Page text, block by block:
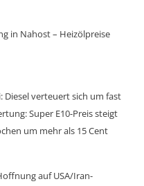
in Nahost – Heizölpreise
Diesel verteuert sich um fast
Super E10-Preis steigt
um mehr als 15 Cent
auf USA/Iran-